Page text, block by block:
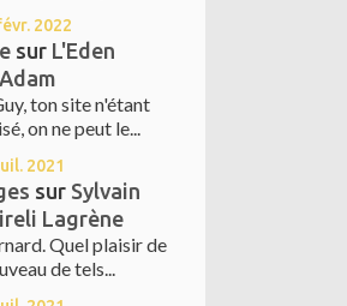
2022
sur L'Eden
ton site n'étant
on ne peut le...
2021
sur Sylvain
Lagrène
Quel plaisir de
de tels...